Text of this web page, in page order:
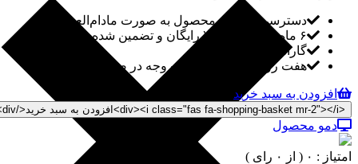
دسترسی به فایل محصول به صورت مادام‌العمر
۶ ماه پشتیبانی کاملا رایگان و تضمین شده
گارانتی کیفیت
هفت روز ضمانت بازگشت وجه در صورت خرابی لینک
افزودن به سبد خرید
دمو محصول
امتیاز : ۰ ( از ۰ رای )